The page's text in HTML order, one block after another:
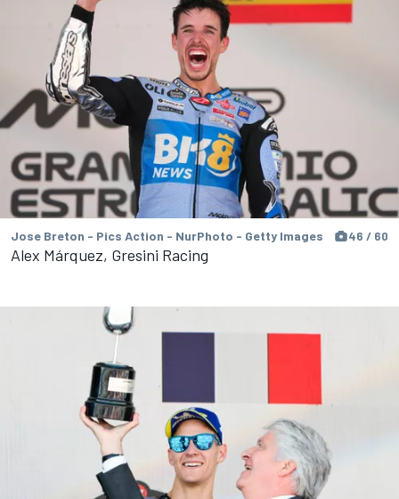
Jose Breton - Pics Action - NurPhoto - Getty Images 46 / 60
Alex Márquez, Gresini Racing